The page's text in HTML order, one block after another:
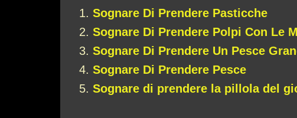
Sognare Di Prendere Pasticche
Sognare Di Prendere Polpi Con Le
Sognare Di Prendere Un Pesce
Sognare Di Prendere Pesce
Sognare di prendere la pillola del